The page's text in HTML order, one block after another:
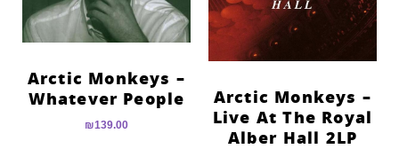
Arctic Monkeys –
Live At The Royal
Alber Hall 2LP
Arctic Monkeys –
Whatever People
₪139.00